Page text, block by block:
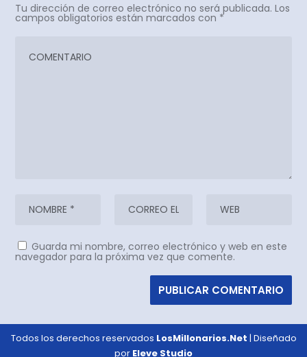
Tu dirección de correo electrónico no será publicada. Los
campos obligatorios están marcados con *
Guarda mi nombre, correo electrónico y web en este
navegador para la próxima vez que comente.
Todos los derechos reservados LosMillonarios.Net | Diseñado
por Eleve Studio